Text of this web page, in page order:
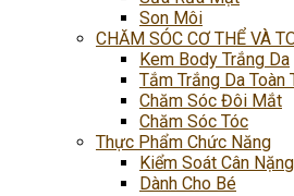
Son Môi
CHĂM SÓC CƠ THỂ VÀ
Kem Body Trắng Da
Tắm Trắng Da Toàn
Chăm Sóc Đôi Mắt
Chăm Sóc Tóc
Thực Phẩm Chức Năng
Kiểm Soát Cân Nặng
Dành Cho Bé